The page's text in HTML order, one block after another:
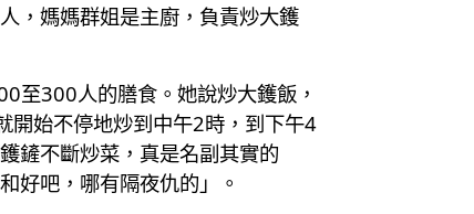
，媽媽群姐是主廚，負責炒大鑊
至300人的膳食。她說炒大鑊飯，
開始不停地炒到中午2時，到下午4
鏟不斷炒菜，真是名副其實的
好吧，哪有隔夜仇的」。